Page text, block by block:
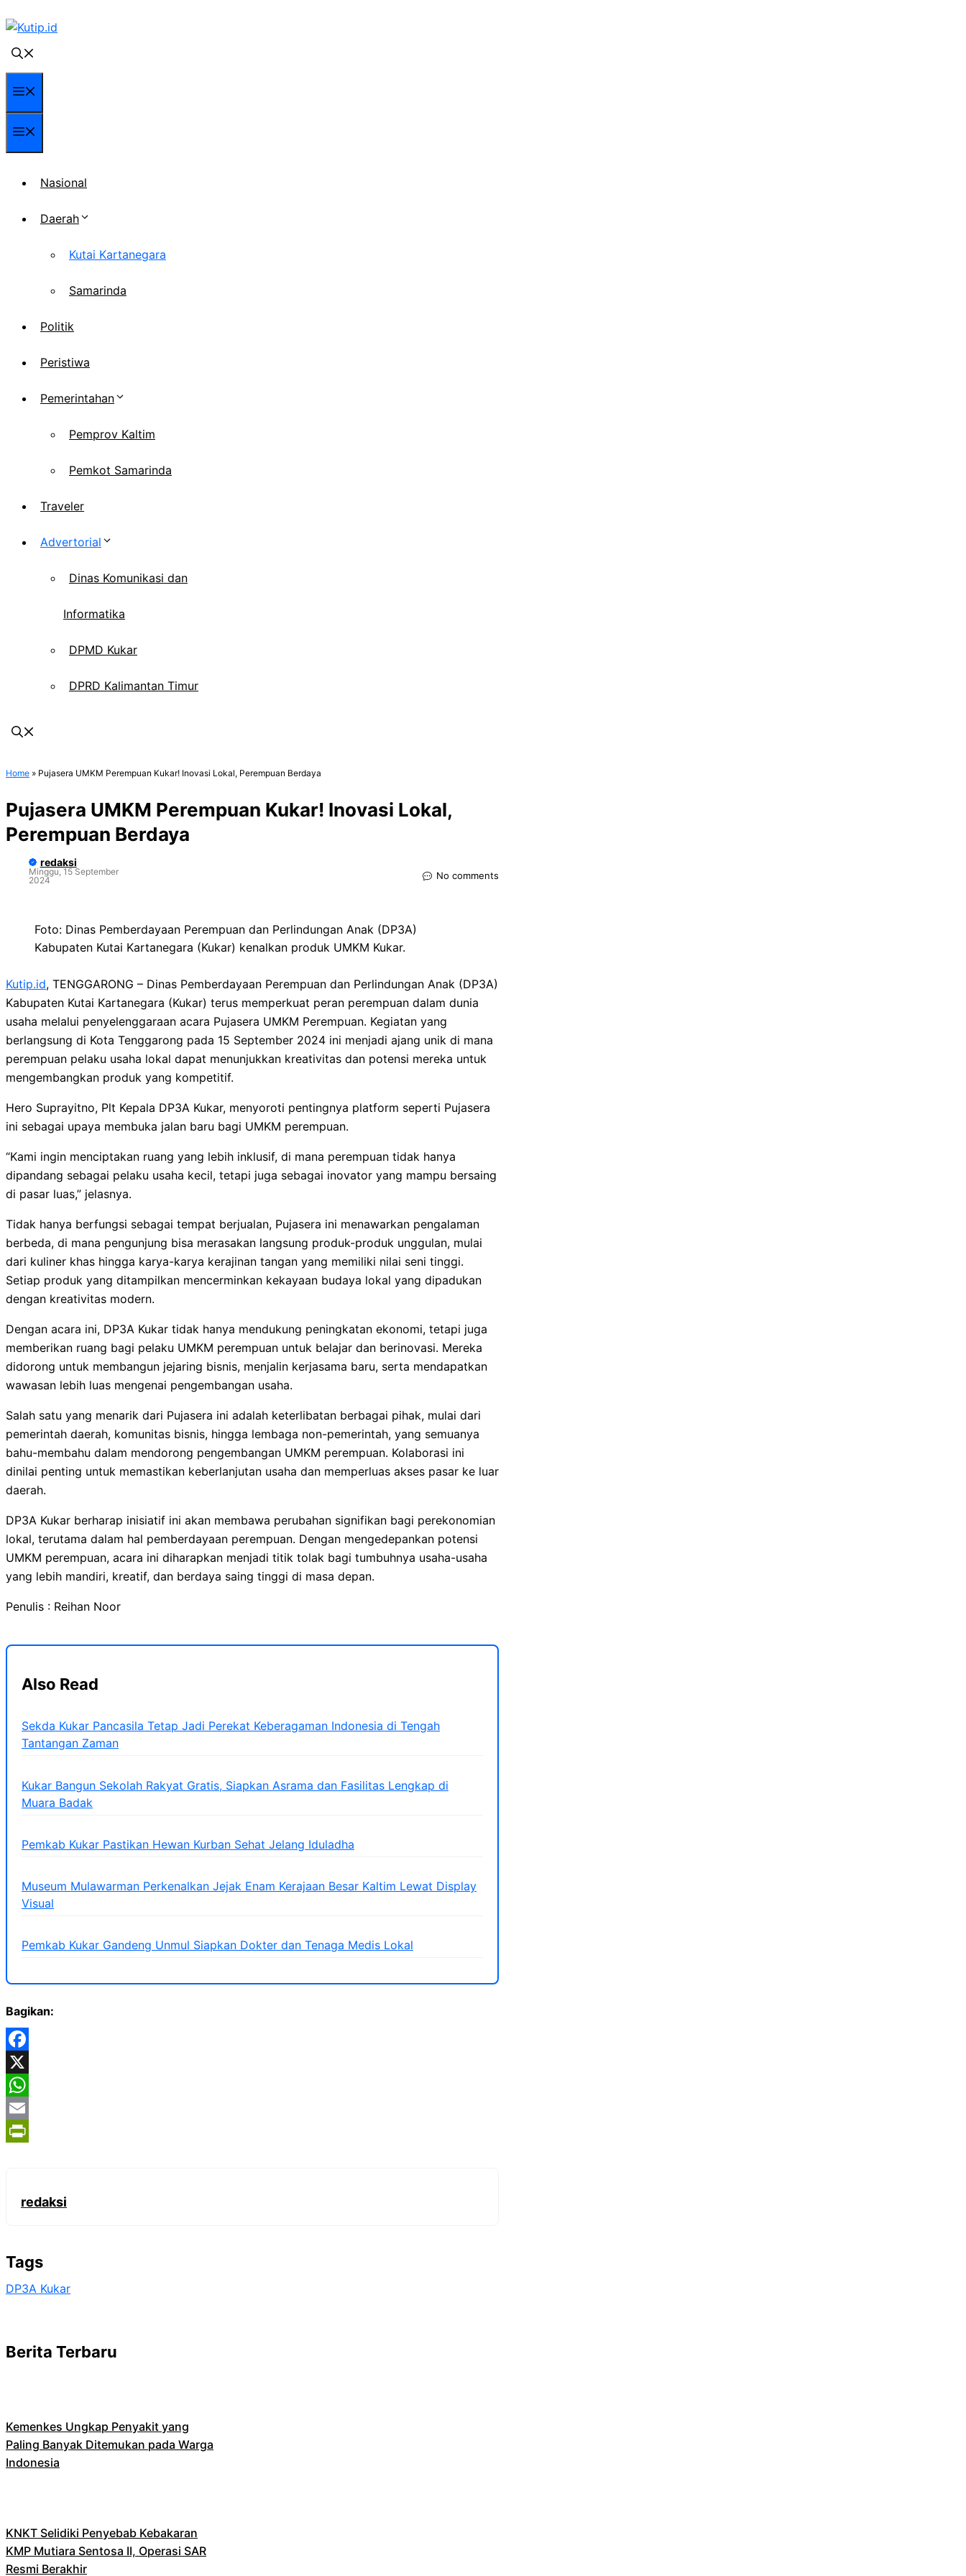
ke
isi
Nasional
Daerah
Kutai Kartanegara
Samarinda
Politik
Peristiwa
Pemerintahan
Pemprov Kaltim
Pemkot Samarinda
Traveler
Advertorial
Dinas Komunikasi dan
Informatika
DPMD Kukar
DPRD Kalimantan Timur
Home » Pujasera UMKM Perempuan Kukar! Inovasi Lokal, Perempuan Berdaya
Pujasera UMKM Perempuan Kukar! Inovasi Lokal,
Perempuan Berdaya
redaksi
Minggu, 15 September
2024
No comments
Foto: Dinas Pemberdayaan Perempuan dan Perlindungan Anak (DP3A)
Kabupaten Kutai Kartanegara (Kukar) kenalkan produk UMKM Kukar.
Kutip.id, TENGGARONG – Dinas Pemberdayaan Perempuan dan Perlindungan Anak (DP3A)
Kabupaten Kutai Kartanegara (Kukar) terus memperkuat peran perempuan dalam dunia
usaha melalui penyelenggaraan acara Pujasera UMKM Perempuan. Kegiatan yang
berlangsung di Kota Tenggarong pada 15 September 2024 ini menjadi ajang unik di mana
perempuan pelaku usaha lokal dapat menunjukkan kreativitas dan potensi mereka untuk
mengembangkan produk yang kompetitif.
Hero Suprayitno, Plt Kepala DP3A Kukar, menyoroti pentingnya platform seperti Pujasera
ini sebagai upaya membuka jalan baru bagi UMKM perempuan.
“Kami ingin menciptakan ruang yang lebih inklusif, di mana perempuan tidak hanya
dipandang sebagai pelaku usaha kecil, tetapi juga sebagai inovator yang mampu bersaing
di pasar luas,” jelasnya.
Tidak hanya berfungsi sebagai tempat berjualan, Pujasera ini menawarkan pengalaman
berbeda, di mana pengunjung bisa merasakan langsung produk-produk unggulan, mulai
dari kuliner khas hingga karya-karya kerajinan tangan yang memiliki nilai seni tinggi.
Setiap produk yang ditampilkan mencerminkan kekayaan budaya lokal yang dipadukan
dengan kreativitas modern.
Dengan acara ini, DP3A Kukar tidak hanya mendukung peningkatan ekonomi, tetapi juga
memberikan ruang bagi pelaku UMKM perempuan untuk belajar dan berinovasi. Mereka
didorong untuk membangun jejaring bisnis, menjalin kerjasama baru, serta mendapatkan
wawasan lebih luas mengenai pengembangan usaha.
Salah satu yang menarik dari Pujasera ini adalah keterlibatan berbagai pihak, mulai dari
pemerintah daerah, komunitas bisnis, hingga lembaga non-pemerintah, yang semuanya
bahu-membahu dalam mendorong pengembangan UMKM perempuan. Kolaborasi ini
dinilai penting untuk memastikan keberlanjutan usaha dan memperluas akses pasar ke luar
daerah.
DP3A Kukar berharap inisiatif ini akan membawa perubahan signifikan bagi perekonomian
lokal, terutama dalam hal pemberdayaan perempuan. Dengan mengedepankan potensi
UMKM perempuan, acara ini diharapkan menjadi titik tolak bagi tumbuhnya usaha-usaha
yang lebih mandiri, kreatif, dan berdaya saing tinggi di masa depan.
Penulis : Reihan Noor
Also Read
Sekda Kukar Pancasila Tetap Jadi Perekat Keberagaman Indonesia di Tengah
Tantangan Zaman
Kukar Bangun Sekolah Rakyat Gratis, Siapkan Asrama dan Fasilitas Lengkap di
Muara Badak
Pemkab Kukar Pastikan Hewan Kurban Sehat Jelang Iduladha
Museum Mulawarman Perkenalkan Jejak Enam Kerajaan Besar Kaltim Lewat Display
Visual
Pemkab Kukar Gandeng Unmul Siapkan Dokter dan Tenaga Medis Lokal
Bagikan:
Facebook
X
WhatsApp
Email
redaksi
Tags
DP3A Kukar
Berita Terbaru
Kemenkes Ungkap Penyakit yang
Paling Banyak Ditemukan pada Warga
Indonesia
KNKT Selidiki Penyebab Kebakaran
KMP Mutiara Sentosa II, Operasi SAR
Resmi Berakhir